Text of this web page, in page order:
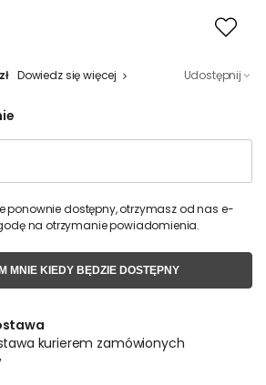
Dowiedz się więcej Udostępnij
ponownie dostępny, otrzymasz od nas e-
na otrzymanie powiadomienia.
MNIE KIEDY BĘDZIE DOSTĘPNY
kurierem zamówionych